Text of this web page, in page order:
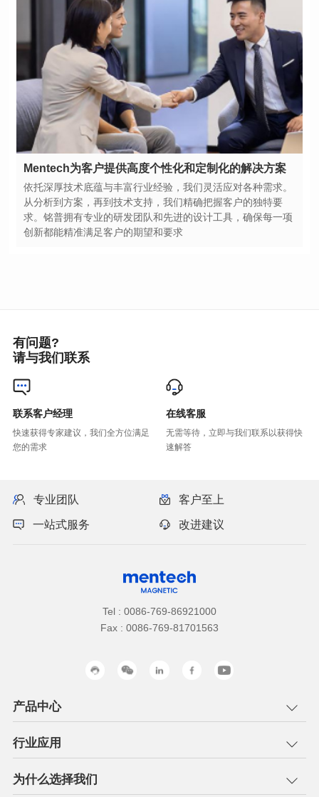
Mentech为客户提供高度个性化和定制化的解决方案
创新都能精准满足客户的期望和要求
有问题?
请与我们联系
联系客户经理
您的需求
在线客服
速解答
专业团队 客户至上
一站式服务 改进建议
Tel : 0086-769-86921000
Fax : 0086-769-81701563
产品中心
行业应用
为什么选择我们